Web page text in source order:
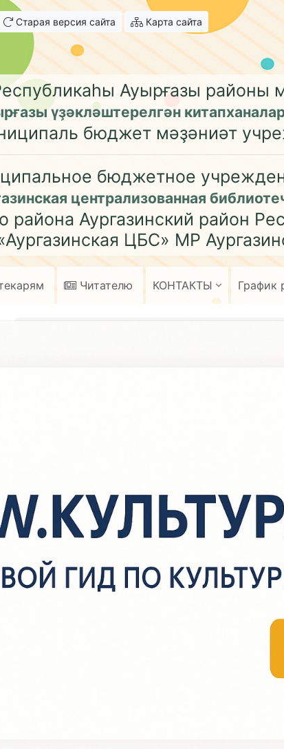
Старая версия сайта Карта сайта
Ауырғазы районы
үҙәкләштерелгән
бюджет мәҙәниәт
бюджетное
централизованная
района Аургазинский район
ЦБС» МР
Читателю КОНТАКТЫ График
В 1995 году увидела свет первая книга стихов «Не
вышли две книги: сказка «Девочка с большой душой» и
дети Агидели». Стихи Вариса Ягафаровича
артистов Башкортостана и Татарстана. Варис
своих произвдений, рассказывал забавные истории из
представил ребятам свою книгу «Девочка с большой
свои стихи, в которых преобладают темы любви к
привычны образы природы – леса, полей, лугов,
родной деревни… В исполнении детей прозвучали
литературы МБОУ Лицея с. Толбазы Шаяхметовой Г.М.